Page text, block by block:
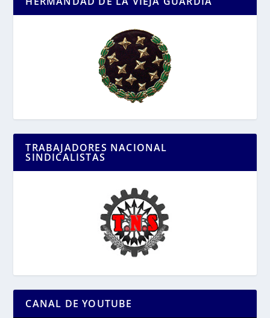
TRABAJADORES NACIONAL
SINDICALISTAS
CANAL DE YOUTUBE